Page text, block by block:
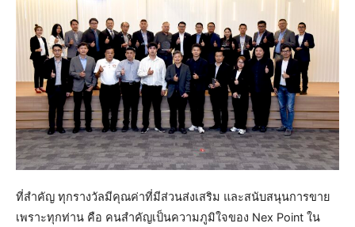
ที่สำคัญ ทุกรางวัลมีคุณค่าที่มีส่วนส่งเสริม และสนับสนุนการขาย
เพราะทุกท่าน คือ คนสำคัญเป็นความภูมิใจของ Nex Point ใน